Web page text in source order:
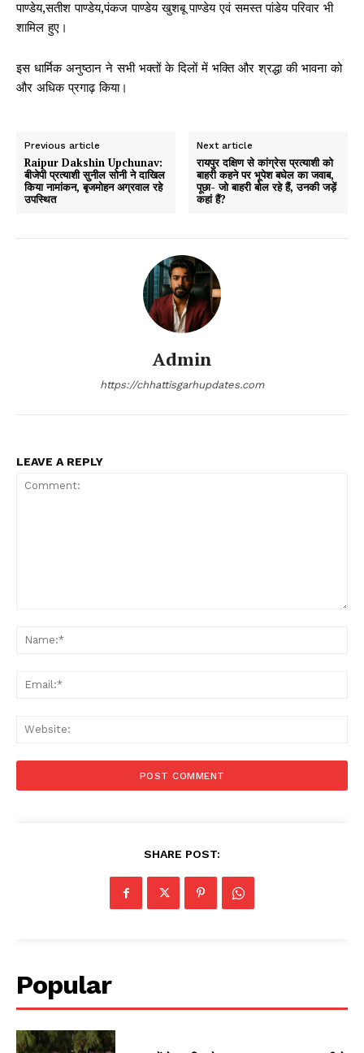
पाण्डेय,सतीश पाण्डेय,पंकज पाण्डेय खुशबू पाण्डेय एवं समस्त पांडेय परिवार भी
शामिल हुए।
इस धार्मिक अनुष्ठान ने सभी भक्तों के दिलों में भक्ति और श्रद्धा की भावना को
और अधिक प्रगाढ़ किया।
Previous article
Raipur Dakshin Upchunav:
बीजेपी प्रत्याशी सुनील सोनी ने दाखिल
किया नामांकन, बृजमोहन अग्रवाल रहे
उपस्थित
Next article
रायपुर दक्षिण से कांग्रेस प्रत्याशी को
बाहरी कहने पर भूपेश बघेल का जवाब,
पूछा- जो बाहरी बोल रहे हैं, उनकी जड़ें
कहां हैं?
Admin
https://chhattisgarhupdates.com
LEAVE A REPLY
SHARE POST:
Popular